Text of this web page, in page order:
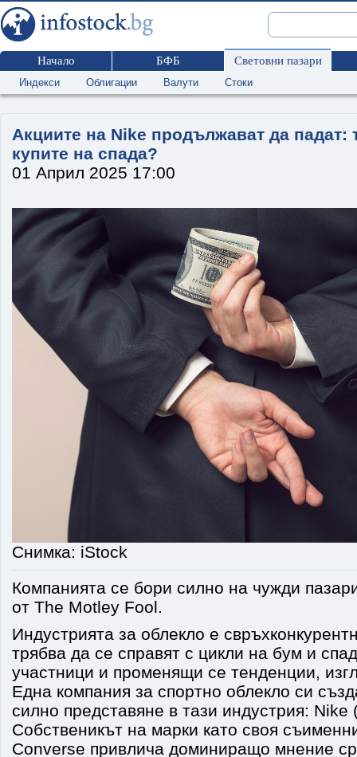
Начало БФБ Световни пазари
Индекси Облигации Валути Стоки
Акциите на Nike продължават да падат:
купите на спада?
01 Април 2025 17:00
Снимка: iStock
Компанията се бори силно на чужди
от The Motley Fool.
Индустрията за облекло е
трябва да се справят с цикли на бум и
участници и променящи се тенденции,
Една компания за спортно облекло си
силно представяне в тази индустрия: Nike
Собственикът на марки като своя
Converse привлича доминиращо мнение